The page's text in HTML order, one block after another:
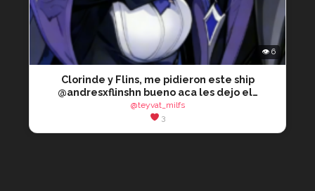
👁 6
Clorinde y Flins, me pidieron este ship
@andresxflinshn bueno aca les dejo el…
@teyvat_milfs
3